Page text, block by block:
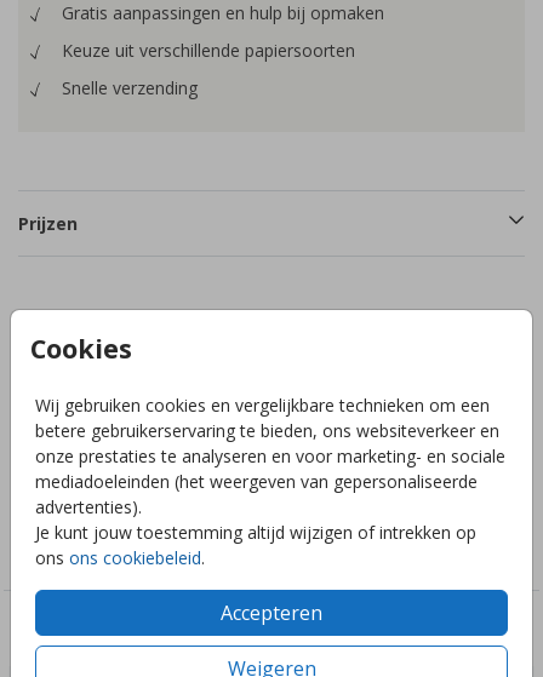
Cookies
Wij gebruiken cookies en vergelijkbare technieken om een
betere gebruikerservaring te bieden, ons websiteverkeer en
onze prestaties te analyseren en voor marketing- en sociale
mediadoeleinden (het weergeven van gepersonaliseerde
advertenties).
Je kunt jouw toestemming altijd wijzigen of intrekken op
ons ons cookiebeleid.
Accepteren
Weigeren
Gratis aanpassingen en hulp bij opmaken
Keuze uit verschillende papiersoorten
Snelle verzending
Prijzen
Labeltje in een wolkvorm in formaat 45x26mm, het ontwerp
heeft een 3mm gaatje. Hoeveelheid: 16 stuks.
Collectie
Doopsuiker labels
Deze ontwerpen vind je misschien ook leuk